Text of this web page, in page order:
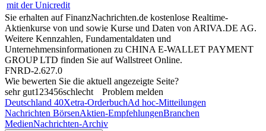
mit der Unicredit
Sie erhalten auf FinanzNachrichten.de kostenlose Realtime-
Aktienkurse von und sowie Kurse und Daten von ARIVA.DE AG.
Weitere Kennzahlen, Fundamentaldaten und
Unternehmensinformationen zu CHINA E-WALLET PAYMENT
GROUP LTD finden Sie aufWallstreet Online.
FNRD-2.627.0
Wie bewerten Sie die aktuell angezeigte Seite?
sehr gut1 23456schlecht
Problem melden
Deutschland 40Xetra-OrderbuchAd hoc-Mitteilungen
Nachrichten BörsenAktien-EmpfehlungenBranchen
MedienNachrichten-Archiv